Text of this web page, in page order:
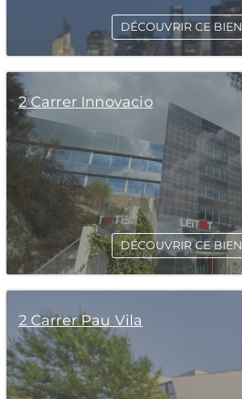
DÉCOUVRIR CE BIEN
2 Carrer Innovacio
DÉCOUVRIR CE BIEN
2 Carrer Pau Vila